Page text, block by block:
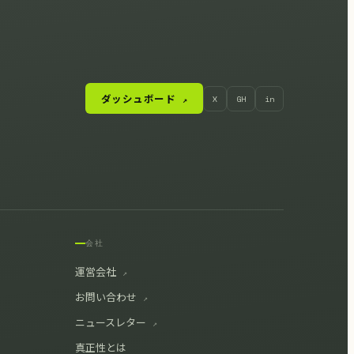
ダッシュボード ↗ X GH in
会社
運営会社 ↗
お問い合わせ ↗
ニュースレター ↗
真正性とは